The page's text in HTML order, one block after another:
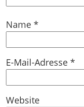
Name *
E-Mail-Adresse *
Website